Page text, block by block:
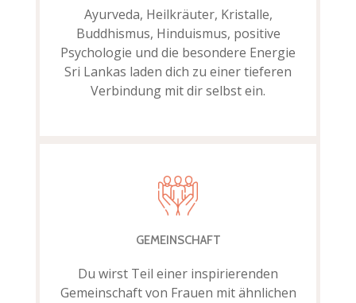
Ayurveda, Heilkräuter, Kristalle,
Buddhismus, Hinduismus, positive
Psychologie und die besondere Energie
Sri Lankas laden dich zu einer tieferen
Verbindung mit dir selbst ein.
GEMEINSCHAFT
Du wirst Teil einer inspirierenden
Gemeinschaft von Frauen mit ähnlichen